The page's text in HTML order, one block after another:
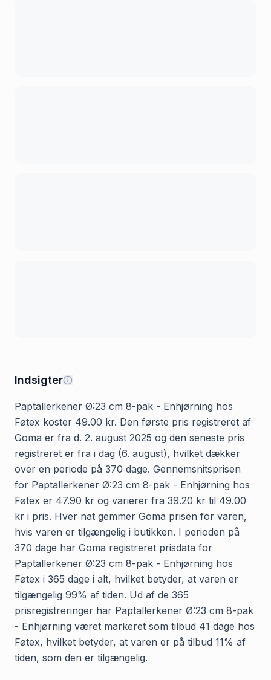
Indsigter
Paptallerkener Ø:23 cm 8-pak - Enhjørning hos
Føtex koster 49.00 kr. Den første pris registreret af
Goma er fra d. 2. august 2025 og den seneste pris
registreret er fra i dag (6. august), hvilket dækker
over en periode på 370 dage. Gennemsnitsprisen
for Paptallerkener Ø:23 cm 8-pak - Enhjørning hos
Føtex er 47.90 kr og varierer fra 39.20 kr til 49.00
kr i pris. Hver nat gemmer Goma prisen for varen,
hvis varen er tilgængelig i butikken. I perioden på
370 dage har Goma registreret prisdata for
Paptallerkener Ø:23 cm 8-pak - Enhjørning hos
Føtex i 365 dage i alt, hvilket betyder, at varen er
tilgængelig 99% af tiden. Ud af de 365
prisregistreringer har Paptallerkener Ø:23 cm 8-pak
- Enhjørning været markeret som tilbud 41 dage hos
Føtex, hvilket betyder, at varen er på tilbud 11% af
tiden, som den er tilgængelig.